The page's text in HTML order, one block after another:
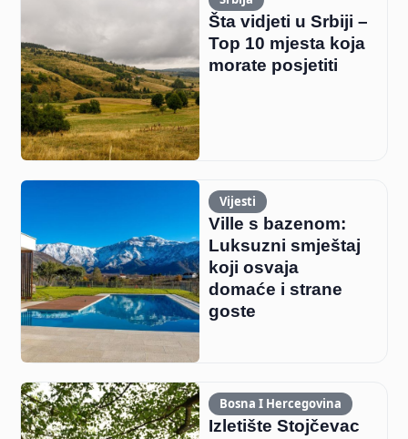
Šta vidjeti u Srbiji –
Top 10 mjesta koja
morate posjetiti
Vijesti
Ville s bazenom:
Luksuzni smještaj
koji osvaja
domaće i strane
goste
Bosna I Hercegovina
Izletište Stojčevac